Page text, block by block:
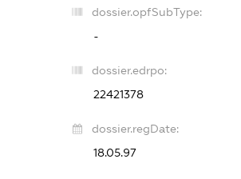
dossier.opfSubType:
-
dossier.edrpo:
22421378
dossier.regDate:
18.05.97